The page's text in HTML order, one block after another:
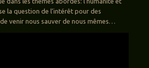
la question de l’intérêt pour des
venir nous sauver de nous mêmes…